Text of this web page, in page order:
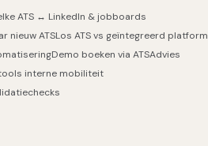
ATS ↔ LinkedIn & jobboards
nieuw ATSLos ATS vs geïntegreerd platform
Demo boeken via ATSAdvies
interne mobiliteit